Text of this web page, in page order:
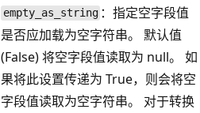
empty_as_string ：指定空字段值
是否应加载为空字符串。 默认值
(False) 将空字段值读取为 null。 如
果将此设置传递为 True，则会将空
字段值读取为空字符串。
对于转换